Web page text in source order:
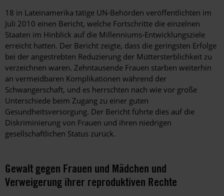
18 in Lateinamerika tätige UN-Behörden veröffentlichten im
Juli 2010 einen Bericht, welche Fortschritte die einzelnen
Staaten im Hinblick auf die Millenniums-Entwicklungsziele
erreicht hatten. Der Bericht zeigte, dass die geringsten Erfolge
bei der angestrebten Reduzierung der Müttersterblichkeit zu
verzeichnen waren. Zehntausende Frauen starben weiterhin
an vermeidbaren Komplikationen während der
Schwangerschaft, und es herrschten nach wie vor große
Unterschiede beim Zugang zu einer guten
Gesundheitsversorgung. Der Bericht führte dies auf die
Diskriminierung von Frauen und ihren niedrigen
gesellschaftlichen Status zurück.
Gewalt gegen Frauen und Mädchen und
Verweigerung ihrer reproduktiven Rechte